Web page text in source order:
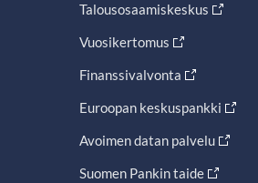
Talousosaamiskeskus
Vuosikertomus
Finanssivalvonta
Euroopan keskuspankki
Avoimen datan palvelu
Suomen Pankin taide